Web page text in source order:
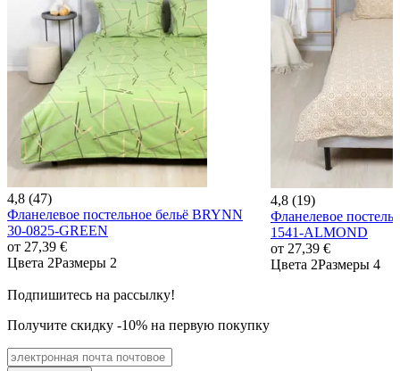
4,8 (47)
Фланелевое постельное бельё BRYNN
30-0825-GREEN
от 27,39 €
Цвета 2Размеры 2
4,8 (19)
Фланелевое
1541-ALMOND
от 27,39 €
Цвета 2Размеры 4
Подпишитесь на рассылку!
Получите скидку -10% на первую покупку